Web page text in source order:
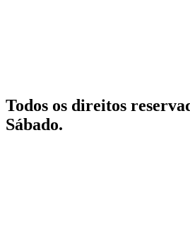
Todos os direitos
Sábado.